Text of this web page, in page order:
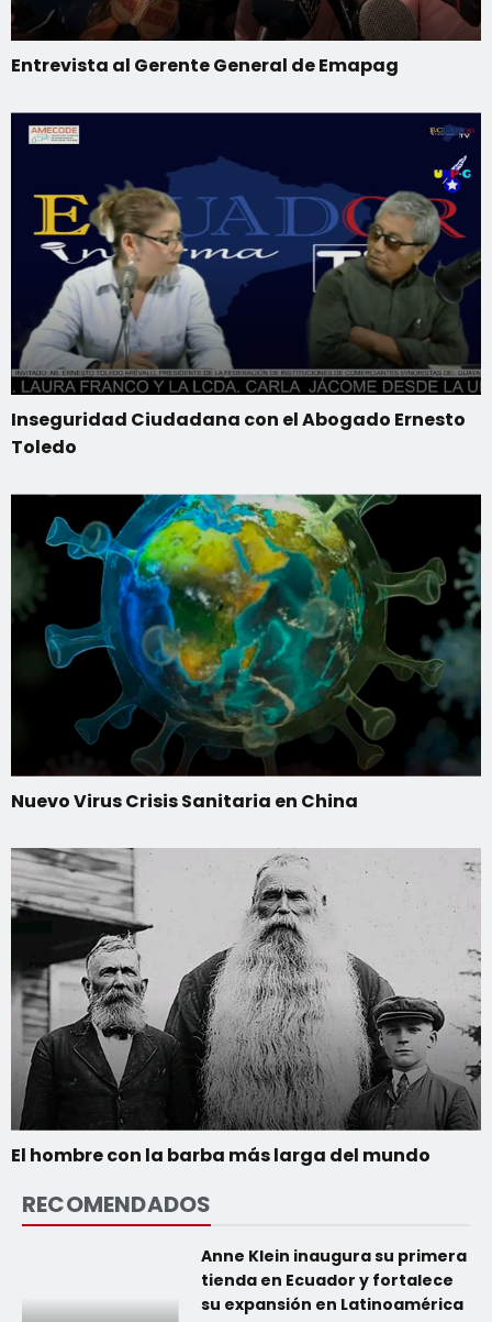
Entrevista al Gerente General de Emapag
Inseguridad Ciudadana con el Abogado Ernesto
Toledo
Nuevo Virus Crisis Sanitaria en China
El hombre con la barba más larga del mundo
RECOMENDADOS
Anne Klein inaugura su primera
tienda en Ecuador y fortalece
su expansión en Latinoamérica